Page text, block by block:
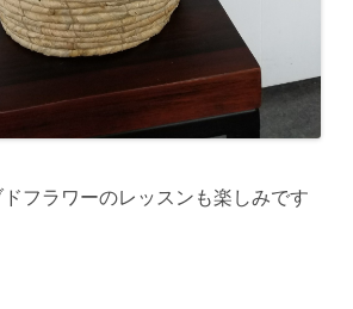
フラワーのレッスンも楽しみです